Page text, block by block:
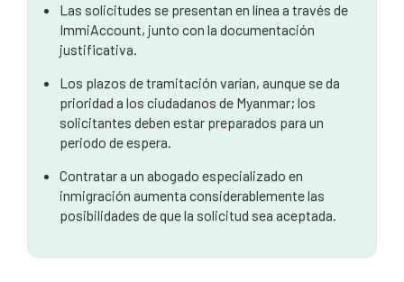
Las solicitudes se presentan en línea a través de
ImmiAccount, junto con la documentación
justificativa.
Los plazos de tramitación varían, aunque se da
prioridad a los ciudadanos de Myanmar; los
solicitantes deben estar preparados para un
periodo de espera.
Contratar a un abogado especializado en
inmigración aumenta considerablemente las
posibilidades de que la solicitud sea aceptada.